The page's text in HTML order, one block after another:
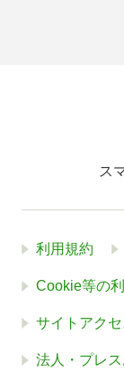
ス
利用規約
Cookie等の
サイトアク
法人・プレ